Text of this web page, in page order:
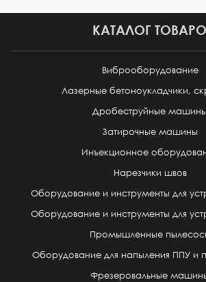
КАТАЛОГ
Виброоборудование
Лазерные бетоноукладчики,
Дробеструйные машины
Затирочные машины
Инъекционное
Нарезчики швов
Оборудование и инструменты для
Оборудование и инструменты для
Промышленные
Оборудование для напыления ППУ и
Фрезеровальные